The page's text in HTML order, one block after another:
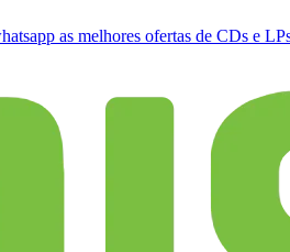
as melhores ofertas de CDs e